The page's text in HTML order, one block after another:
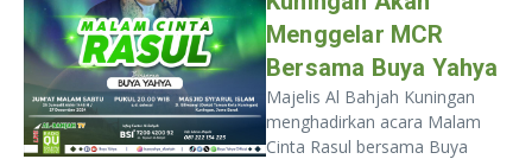
Menggelar MCR
Bersama Buya Yahya
Majelis Al Bahjah Kuningan
menghadirkan acara Malam
Cinta Rasul bersama Buya